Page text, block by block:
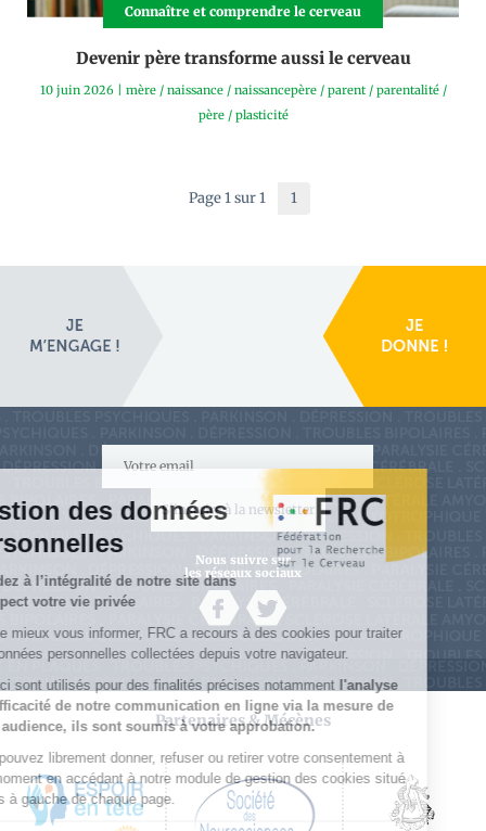
Connaître et comprendre le cerveau
Devenir père transforme aussi le cerveau
10 juin 2026| mère/ naissance/ naissancepère/ parent/ parentalité/
père/ plasticité
Page 1 sur 1 1
S'inscrire à la newsletter
Nous suivre sur
les réseaux sociaux
Partenaires & Mécènes